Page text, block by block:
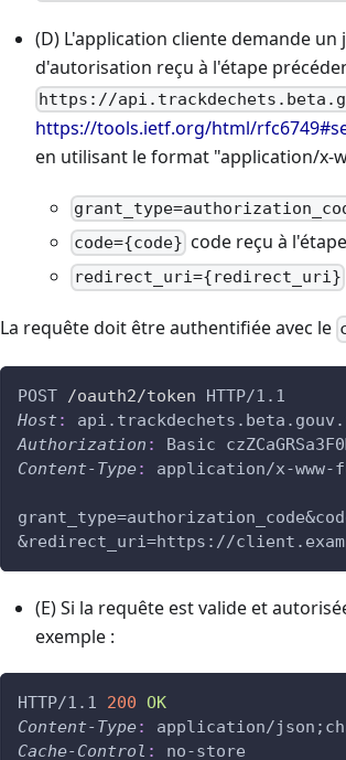
(D) L'application cliente demande
d'autorisation reçu à l'étape
https://
https://tools.ietf.org/html/
en utilisant le format "application/x-
code={code} code reçu à
redirect_uri={redirect_uri}
La requête doit être authentifiée avec le
POST /oauth2/token
HTTP/1.1
Host :
Authorization :
Basic
Content-Type: application/x-www-
&redirect_uri=https://
(E) Si la requête est valide et
exemple :
HTTP/1.1 200 OK
Content-Type:
application/
Cache-Control : no-store